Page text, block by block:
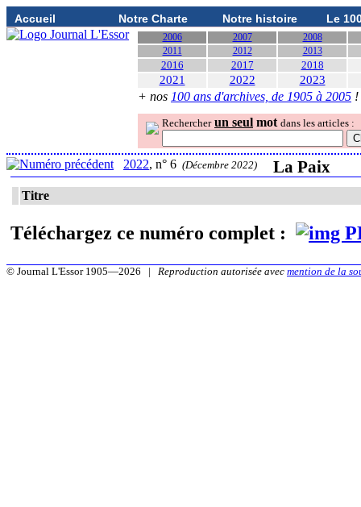
Accueil Notre Charte Notre histoire Le
2006 2007
2008
2011
2012 2013
2016 2017 2018
2021 2022 2023
+ nos 100 ans d'archives, de 1905 à 2005 !
Rechercher un seul mot dans les articles :
2022, n° 6 (Décembre 2022) La Paix
Titre
Téléchargez ce numéro complet :
© Journal L'Essor 1905—2026 | Reproduction autorisée avec mention de la